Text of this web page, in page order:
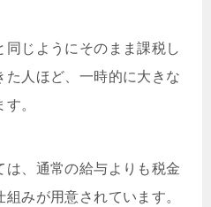
同じようにそのまま課税し
た人ほど、一時的に大きな
。
は、通常の給与よりも税金
みが用意されています。